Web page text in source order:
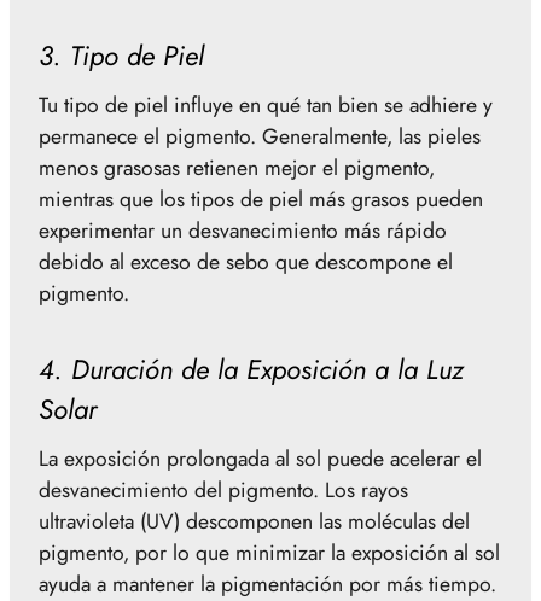
3. Tipo de Piel
Tu tipo de piel influye en qué tan bien se adhiere y
permanece el pigmento. Generalmente, las pieles
menos grasosas retienen mejor el pigmento,
mientras que los tipos de piel más grasos pueden
experimentar un desvanecimiento más rápido
debido al exceso de sebo que descompone el
pigmento.
4. Duración de la Exposición a la Luz
Solar
La exposición prolongada al sol puede acelerar el
desvanecimiento del pigmento. Los rayos
ultravioleta (UV) descomponen las moléculas del
pigmento, por lo que minimizar la exposición al sol
ayuda a mantener la pigmentación por más tiempo.